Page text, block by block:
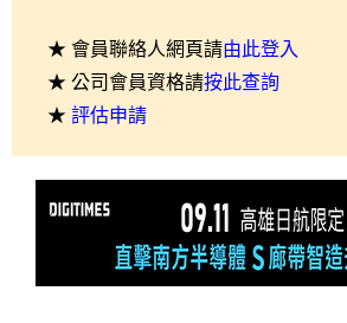
★ 會員聯絡人網頁請由此登入
★ 公司會員資格請按此查詢
★ 評估申請